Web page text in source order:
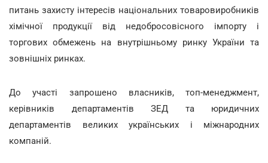
питань захисту інтересів національних товаровиробників
хімічної продукції від недобросовісного імпорту і
торгових обмежень на внутрішньому ринку України та
зовнішніх ринках.
До участі запрошено власників, топ-менеджмент,
керівників департаментів ЗЕД та юридичних
департаментів великих українських і міжнародних
компаній.